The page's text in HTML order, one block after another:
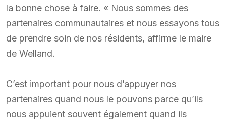
la bonne chose à faire. « Nous sommes des
partenaires communautaires et nous essayons tous
de prendre soin de nos résidents, affirme le maire
de Welland.
C’est important pour nous d’appuyer nos
partenaires quand nous le pouvons parce qu’ils
nous appuient souvent également quand ils